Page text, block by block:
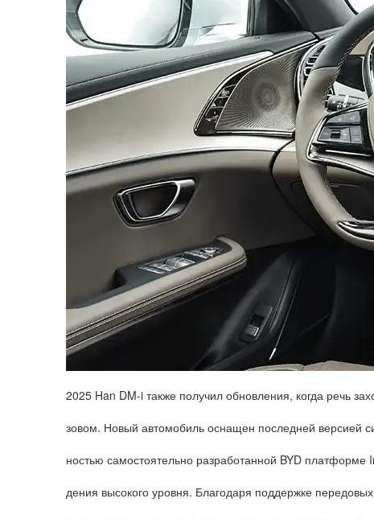
2025 Han DM-i также получил обновления, когда речь
зовом. Новый автомобиль оснащен последней версией
ностью самостоятельно разработанной BYD
дения высокого уровня. Благодаря поддержке